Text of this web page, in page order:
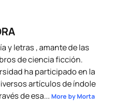
y letras , amante de las
de ciencia ficción.
ha participado en la
artículos de índole
de esa... More by Morta